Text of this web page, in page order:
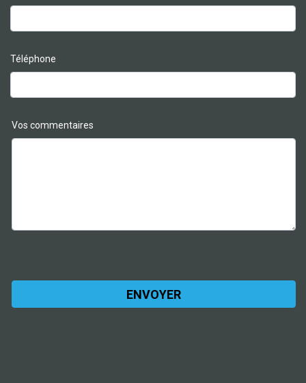
Téléphone
Vos commentaires
leave